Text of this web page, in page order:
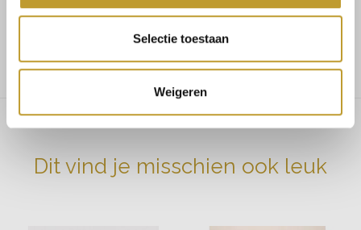
Selectie toestaan
Weigeren
Maat 40 bestel maat L
Ons model is 1.68 en draagt maat S
Dit vind je misschien ook leuk